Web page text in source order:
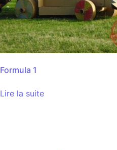
Formula 1
Lire la suite